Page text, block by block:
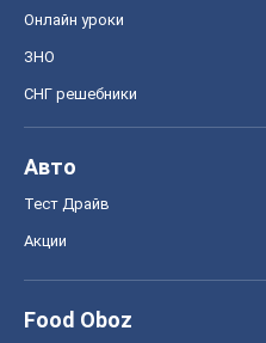
Онлайн уроки
ЗНО
СНГ решебники
Авто
Тест Драйв
Акции
Food Oboz